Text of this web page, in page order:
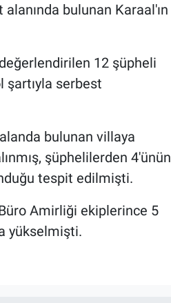
alanında bulunan Karaal'ın
12 şüpheli
şartıyla serbest
bulunan villaya
şüphelilerden 4'ünün
tespit edilmişti.
Amirliği ekiplerince 5
yükselmişti.